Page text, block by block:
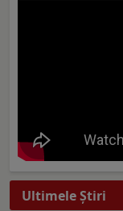
Ultimele Ştiri